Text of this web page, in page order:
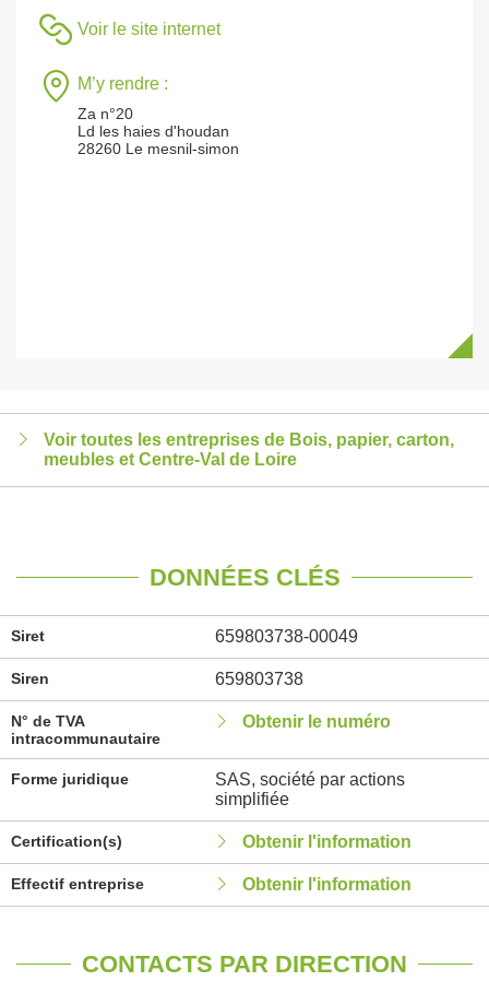
Voir le site internet
M’y rendre :
Za n°20
Ld les haies d'houdan
28260 Le mesnil-simon
Voir toutes les entreprises de Bois, papier, carton,
meubles et Centre-Val de Loire
DONNÉES CLÉS
Siret 659803738-00049
Siren 659803738
N° de TVA
intracommunautaire
Obtenir le numéro
Forme juridique
SAS, société par actions
simplifiée
Certification(s) Obtenir l'information
Effectif entreprise Obtenir l'information
CONTACTS PAR DIRECTION